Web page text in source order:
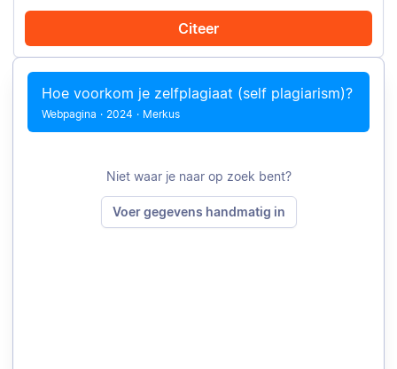
Citeer
Citeer met Chrome Citeer handmatig
Hoe voorkom je zelfplagiaat (self plagiarism)?
Webpagina · 2024 · Merkus
Niet waar je naar op zoek bent?
Voer gegevens handmatig in